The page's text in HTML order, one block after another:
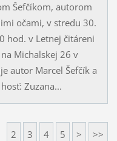
Šefčíkom, autorom
očami, v stredu 30.
hod. v Letnej čitáreni
Michalskej 26 v
autor Marcel Šefčík a
Zuzana...
2 3 4 5 > >>